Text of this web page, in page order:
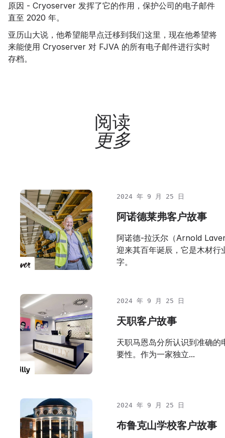
原因 - Cryoserver 发挥了它的作用，保护公司的电子邮件
直至 2020 年。
亚历山大说，他希望能早点迁移到我们这里，现在他希望将
来能使用 Cryoserver 对 FJVA 的所有电子邮件进行实时
存档。
阅读
更多
2024 年 9 月 25 日
阿诺德莱弗客户故事
阿诺德-拉沃尔（Arnold
迎来其百年诞辰，它是木材行
字。
2024 年 9 月 25 日
天职客户故事
天职马恩岛分所认识到准确的
要性。作为一家独立...
2024 年 9 月 25 日
布鲁克山学校客户故事